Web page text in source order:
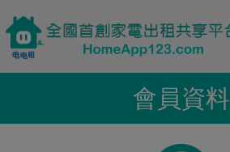
會員資料